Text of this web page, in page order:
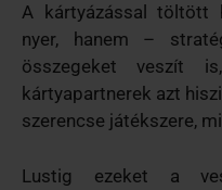
A kártyázással töltött
nyer, hanem –
összegeket veszít
kártyapartnerek azt
szerencse játékszere,
Lustig ezeket a